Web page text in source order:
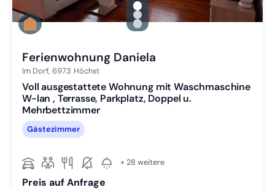
gallery.slide_selector
Zu Slide 1 wechseln
Zu Slide 2 wechseln
Zu Slide 3 wechseln
Ferienwohnung Daniela
Im Dorf, 6973 Höchst
Voll ausgestattete Wohnung mit Waschmaschine
W-lan , Terrasse, Parkplatz, Doppel u.
Mehrbettzimmer
Gästezimmer
+ 28 weitere
Preis auf Anfrage